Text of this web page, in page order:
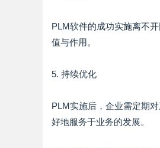
PLM软件的成功实施离不
值与作用。
5. 持续优化
PLM实施后，企业需定期
好地服务于业务的发展。